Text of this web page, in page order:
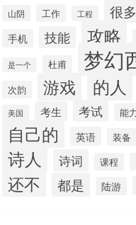
山阴 工作 工程 很
手机 技能 攻略
是一个 杜甫 梦幻
次韵 游戏 的人
美国 考生 考试 能力
自己的 英语 装备
诗人 诗词 课程
还不 都是 陆游